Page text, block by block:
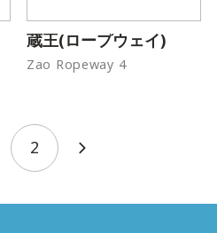
蔵王(ロープウェイ)
Zao Ropeway 4
2